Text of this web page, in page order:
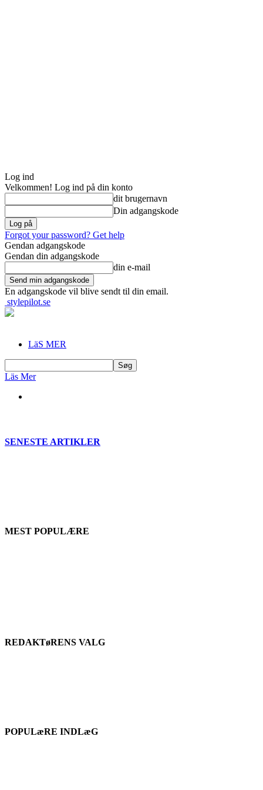
Log ind
Velkommen! Log ind på din konto
dit brugernavn
Din adgangskode
Forgot your password? Get help
Gendan adgangskode
Gendan din adgangskode
din e-mail
En adgangskode vil blive sendt til din email.
stylepilot.se
LäS MER
Läs Mer
SENESTE ARTIKLER
MEST POPULÆRE
REDAKTøRENS VALG
POPULæRE INDLæG